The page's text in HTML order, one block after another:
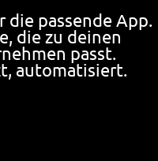
die passende App.
die zu deinen
passt.
automatisiert.